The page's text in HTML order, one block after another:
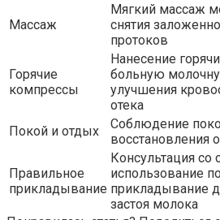
Массаж
Мягкий массаж
снятия
протоков
Горячие
компрессы
Нанесение
больную
улучшения
отека
Покой и отдых
Соблюдение
восстановления
Правильное
прикладывание
Консультация со
использование
прикладывание
застоя молока